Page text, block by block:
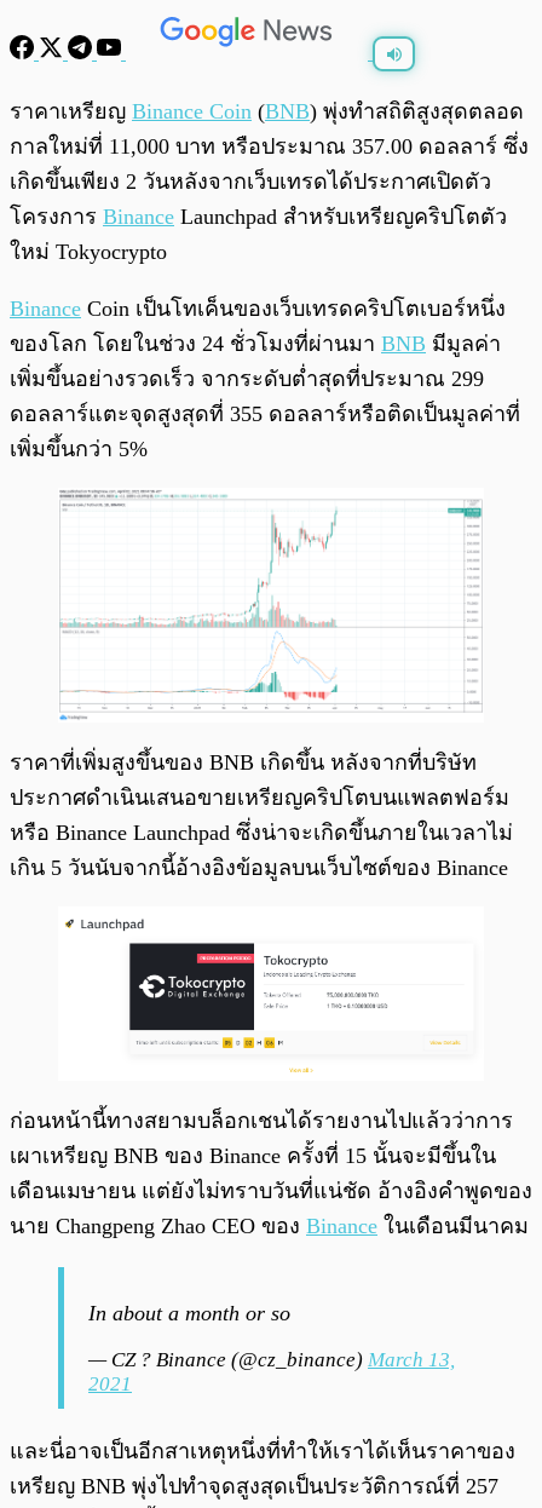
พร้อมเล่น 0:00
ราคาเหรียญ Binance Coin (BNB) พุ่งทำสถิติสูงสุดตลอด
กาลใหม่ที่ 11,000 บาท หรือประมาณ 357.00 ดอลลาร์ ซึ่ง
เกิดขึ้นเพียง 2 วันหลังจากเว็บเทรดได้ประกาศเปิดตัว
โครงการ Binance Launchpad สำหรับเหรียญคริปโตตัว
ใหม่ Tokyocrypto
Binance Coin เป็นโทเค็นของเว็บเทรดคริปโตเบอร์หนึ่ง
ของโลก โดยในช่วง 24 ชั่วโมงที่ผ่านมา BNB มีมูลค่า
เพิ่มขึ้นอย่างรวดเร็ว จากระดับต่ำสุดที่ประมาณ 299
ดอลลาร์แตะจุดสูงสุดที่ 355 ดอลลาร์หรือติดเป็นมูลค่าที่
เพิ่มขึ้นกว่า 5%
ราคาที่เพิ่มสูงขึ้นของ BNB เกิดขึ้น หลังจากที่บริษัท
ประกาศดำเนินเสนอขายเหรียญคริปโตบนแพลตฟอร์ม
หรือ Binance Launchpad ซึ่งน่าจะเกิดขึ้นภายในเวลาไม่
เกิน 5 วันนับจากนี้อ้างอิงข้อมูลบนเว็บไซต์ของ Binance
ก่อนหน้านี้ทางสยามบล็อกเชนได้รายงานไปแล้วว่าการ
เผาเหรียญ BNB ของ Binance ครั้งที่ 15 นั้นจะมีขึ้นใน
เดือนเมษายน แต่ยังไม่ทราบวันที่แน่ชัด อ้างอิงคำพูดของ
นาย Changpeng Zhao CEO ของ Binance ในเดือนมีนาคม
In about a month or so
— CZ ? Binance (@cz_binance) March 13,
2021
และนี่อาจเป็นอีกสาเหตุหนึ่งที่ทำให้เราได้เห็นราคาของ
เหรียญ BNB พุ่งไปทำจุดสูงสุดเป็นประวัติการณ์ที่ 257